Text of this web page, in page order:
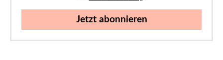
Jetzt abonnieren